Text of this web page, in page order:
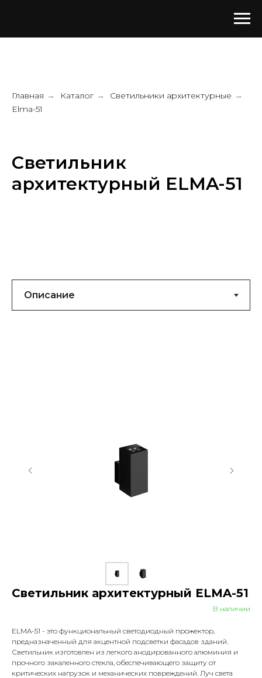
Главная → Каталог → Светильники архитектурные →
Elma-51
Светильник
архитектурный ELMA-51
Светильник архитектурный ELMA-51
В наличии
ELMA-51 - это функциональный светодиодный прожектор,
предназначенный для акцентной подсветки фасадов зданий.
Светильник изготовлен из легкого анодированного алюминия и
прочного закаленного стекла, обеспечивающего защиту от
критических нагрузок и механических повреждений. Луч света